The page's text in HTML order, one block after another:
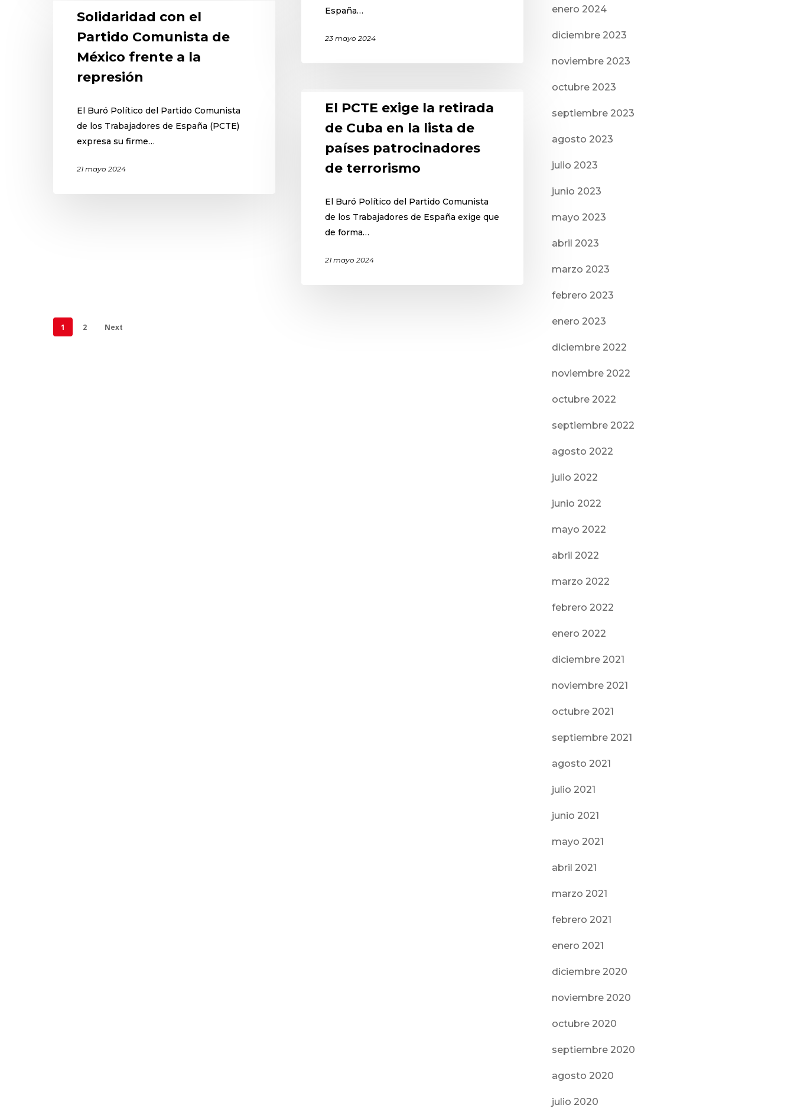
España…
23 mayo 2024
Solidaridad con el
Partido Comunista de
México frente a la
represión
El Buró Político del Partido Comunista
de los Trabajadores de España (PCTE)
expresa su firme…
21 mayo 2024
El PCTE exige la retirada
de Cuba en la lista de
países patrocinadores
de terrorismo
El Buró Político del Partido Comunista
de los Trabajadores de España exige que
de forma…
21 mayo 2024
1 2 Next
enero 2024
diciembre 2023
noviembre 2023
octubre 2023
septiembre 2023
agosto 2023
julio 2023
junio 2023
mayo 2023
abril 2023
marzo 2023
febrero 2023
enero 2023
diciembre 2022
noviembre 2022
octubre 2022
septiembre 2022
agosto 2022
julio 2022
junio 2022
mayo 2022
abril 2022
marzo 2022
febrero 2022
enero 2022
diciembre 2021
noviembre 2021
octubre 2021
septiembre 2021
agosto 2021
julio 2021
junio 2021
mayo 2021
abril 2021
marzo 2021
febrero 2021
enero 2021
diciembre 2020
noviembre 2020
octubre 2020
septiembre 2020
agosto 2020
julio 2020